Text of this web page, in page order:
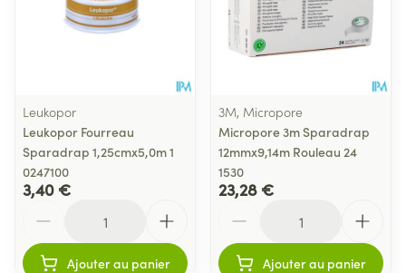
Leukopor
Leukopor Fourreau
Sparadrap 1,25cmx5,0m 1
0247100
3,40 €
Ajouter au panier
3M, Micropore
Micropore 3m Sparadrap
12mmx9,14m Rouleau 24
1530
23,28 €
Ajouter au panier